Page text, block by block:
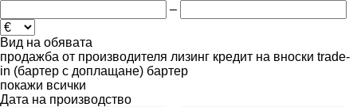
–
Вид на обявата
продажба от производителя лизинг кредит на вноски trade-
in (бартер с доплащане) бартер
покажи всички
Дата на производство